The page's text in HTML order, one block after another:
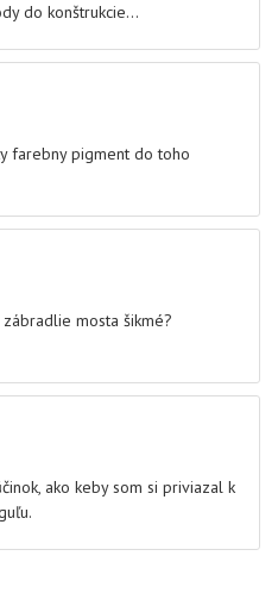
do konštrukcie…
farebny pigment do toho
mosta šikmé?
ako keby som si priviazal k